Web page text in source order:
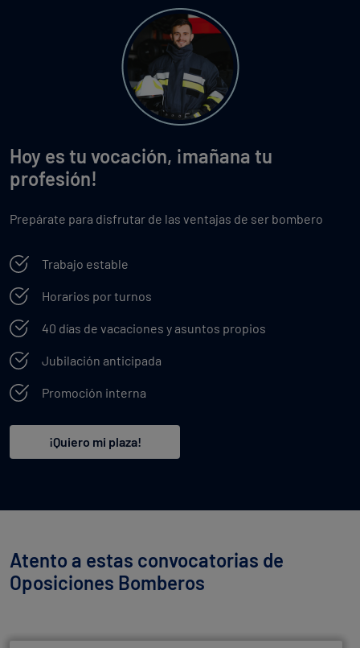
Hoy es tu vocación, ¡mañana tu
profesión!
Prepárate para disfrutar de las ventajas de ser bombero
Trabajo estable
Horarios por turnos
40 días de vacaciones y asuntos propios
Jubilación anticipada
Promoción interna
¡Quiero mi plaza!
Atento a estas convocatorias de
Oposiciones Bomberos